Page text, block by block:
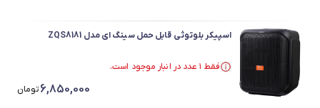
اسپیکر بلوتوثی قابل حمل سینگ ای مدل ZQS8181
فقط ۱ عدد در انبار موجود است.
6,850,000تومان